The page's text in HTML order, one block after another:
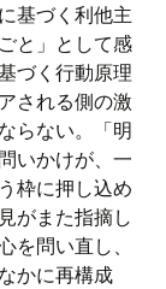
基づく利他主
と」として感
づく行動原理
される側の激
らない。「明
いかけが、一
枠に押し込め
がまた指摘し
を問い直し、
かに再構成